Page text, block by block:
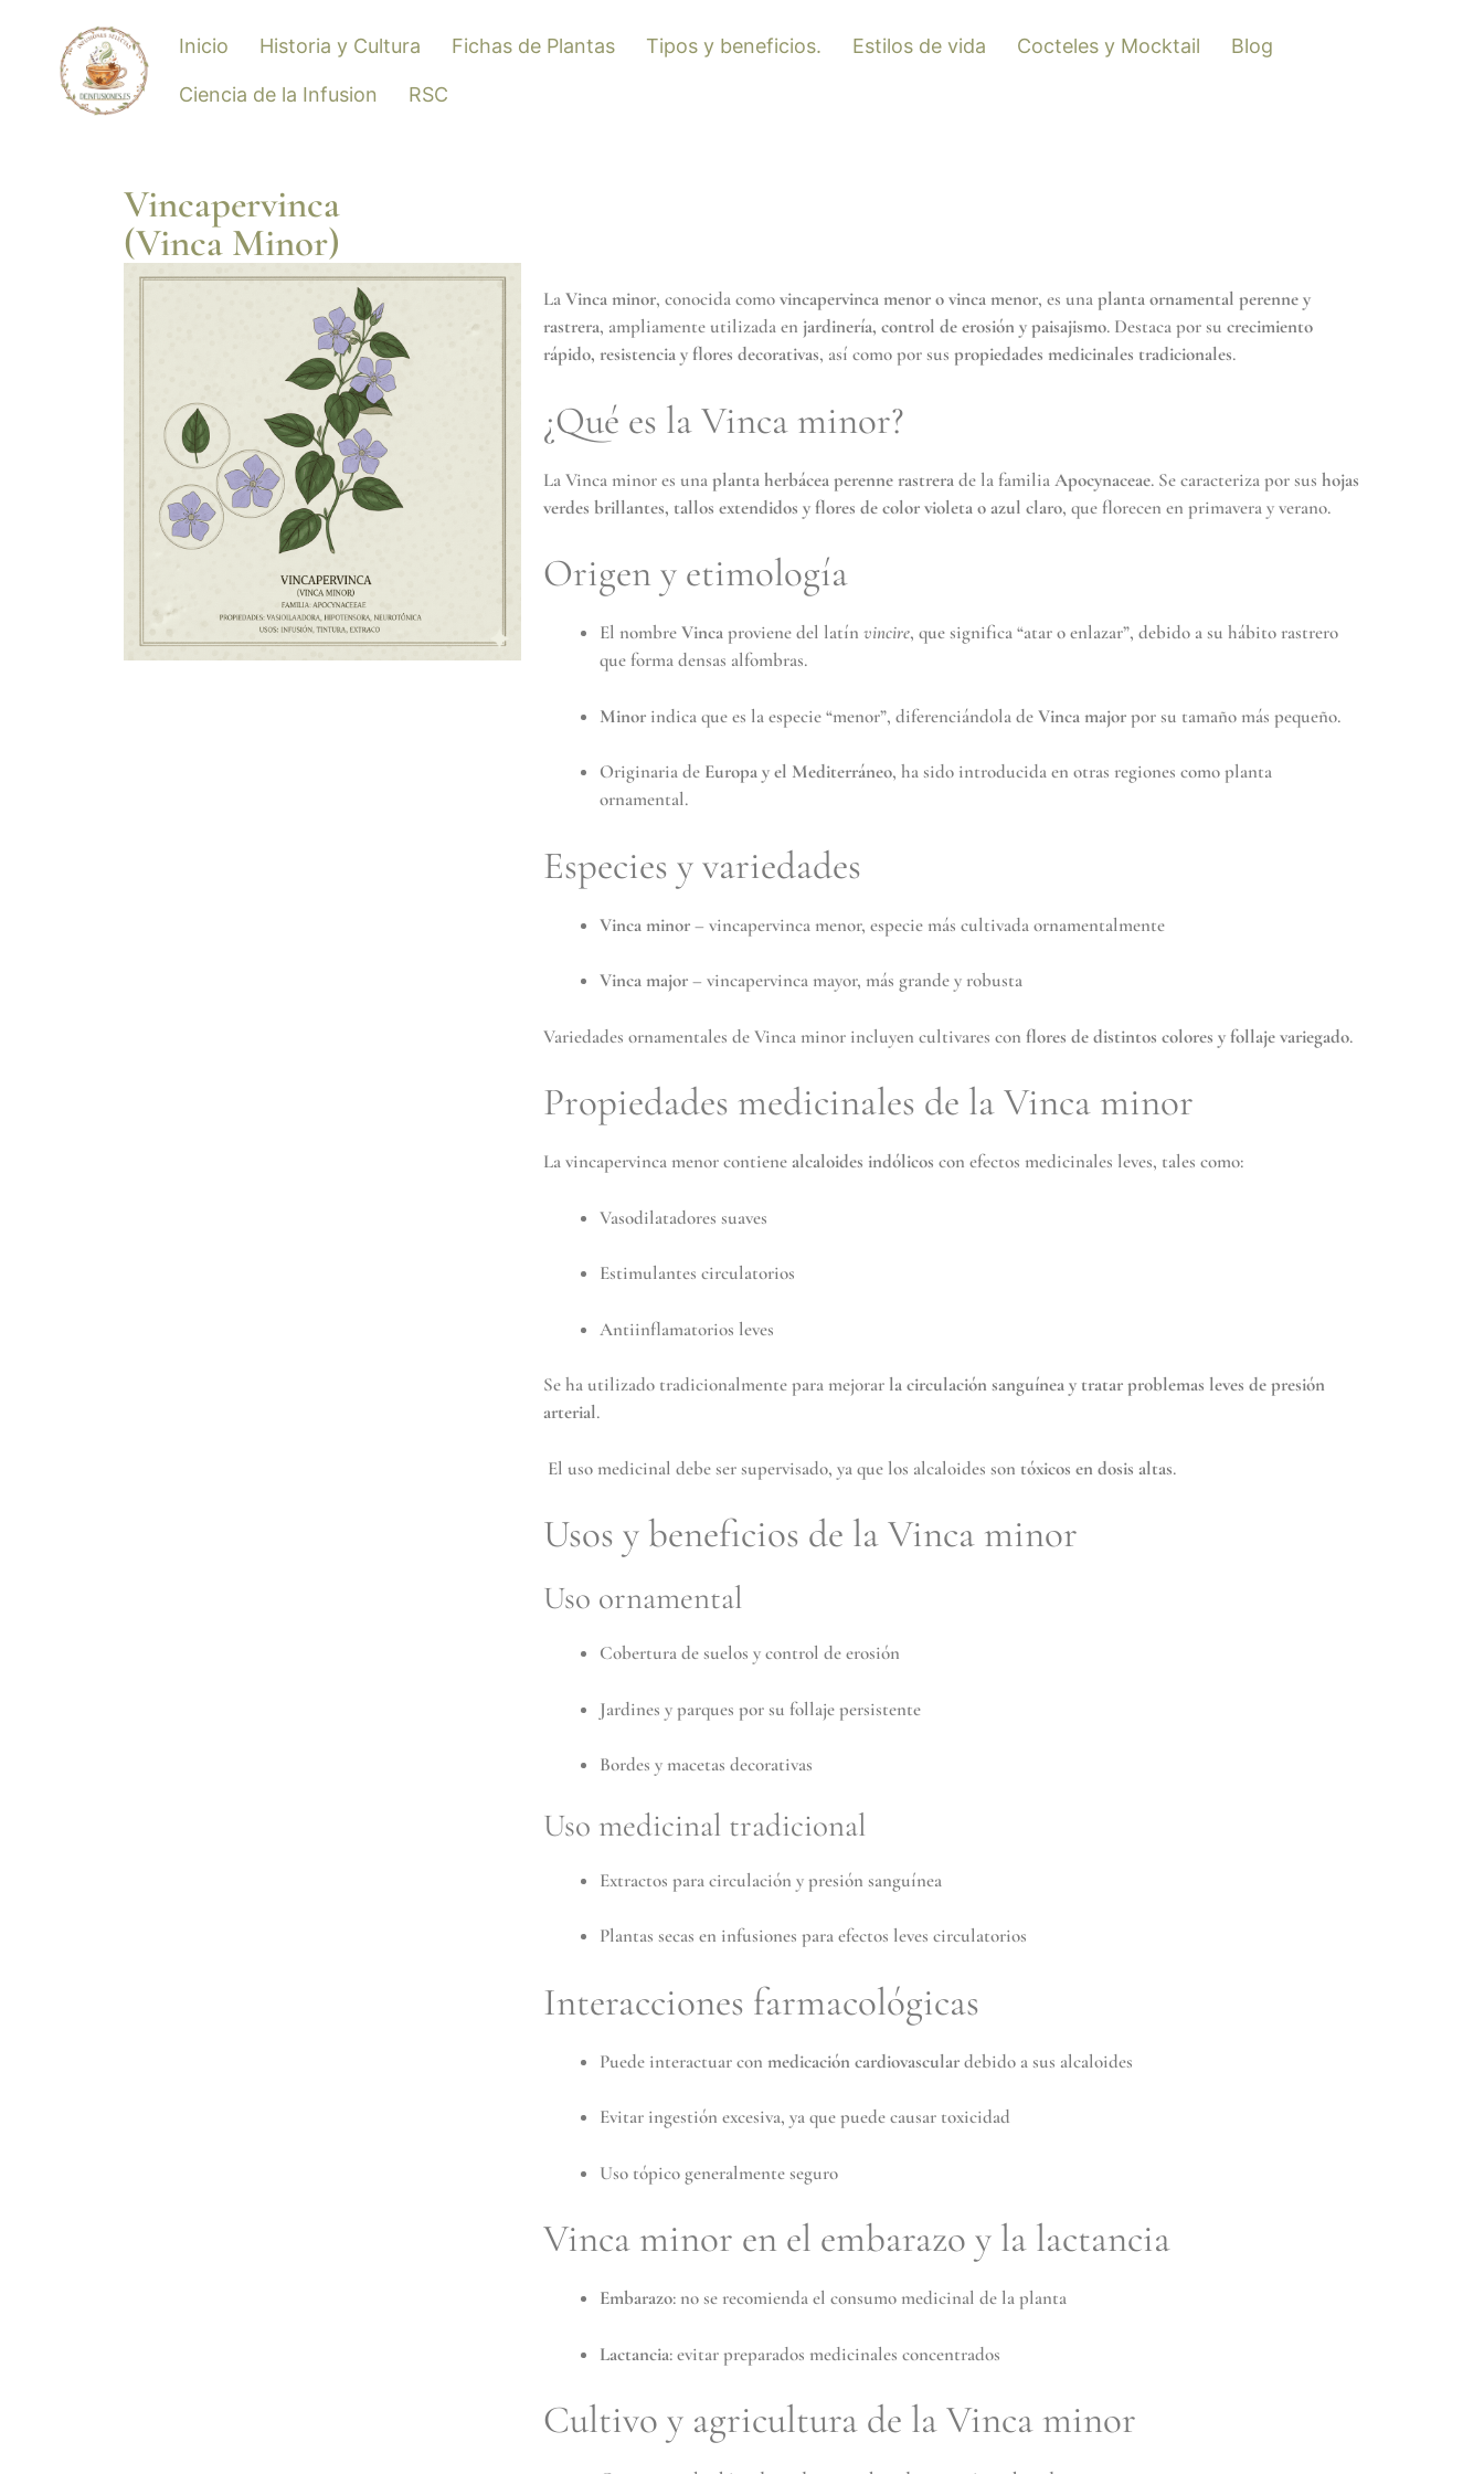
Inicio Historia y Cultura Fichas de Plantas Tipos y beneficios. Estilos de vida Cocteles y Mocktail Blog
Ciencia de la Infusion RSC
Vincapervinca
(Vinca Minor)
LaVinca minor, conocida comovincapervinca menor o vinca menor, es unaplanta ornamental perenne y
rastrera, ampliamente utilizada en jardinería, control de erosión y paisajismo. Destaca por su crecimiento
rápido, resistencia y flores decorativas, así como por sus propiedades medicinales tradicionales.
¿Qué es la Vinca minor?
La Vinca minor es unaplanta herbácea perenne rastrerade la familiaApocynaceae. Se caracteriza por sus hojas
verdes brillantes, tallos extendidos y flores de color violeta o azul claro, que florecen en primavera y verano.
Origen y etimología
El nombreVincaproviene del latín vincire, que significa “atar o enlazar”, debido a su hábito rastrero
que forma densas alfombras.
Minorindica que es la especie “menor”, diferenciándola deVinca majorpor su tamaño más pequeño.
Originaria de Europa y el Mediterráneo, ha sido introducida en otras regiones como planta
ornamental.
Especies y variedades
Vinca minor– vincapervinca menor, especie más cultivada ornamentalmente
Vinca major– vincapervinca mayor, más grande y robusta
Variedades ornamentales de Vinca minor incluyen cultivares con flores de distintos colores y follaje variegado.
Propiedades medicinales de la Vinca minor
La vincapervinca menor contienealcaloides indólicos con efectos medicinales leves, tales como:
Vasodilatadores suaves
Estimulantes circulatorios
Antiinflamatorios leves
Se ha utilizado tradicionalmente para mejorarla circulación sanguínea y tratar problemas leves de presión
arterial.
El uso medicinal debe ser supervisado, ya que los alcaloides son tóxicos en dosis altas.
Usos y beneficios de la Vinca minor
Uso ornamental
Cobertura de suelos y control de erosión
Jardines y parques por su follaje persistente
Bordes y macetas decorativas
Uso medicinal tradicional
Extractos para circulación y presión sanguínea
Plantas secas en infusiones para efectos leves circulatorios
Interacciones farmacológicas
Puede interactuar con medicación cardiovasculardebido a sus alcaloides
Evitar ingestión excesiva, ya que puede causar toxicidad
Uso tópico generalmente seguro
Vinca minor en el embarazo y la lactancia
Embarazo: no se recomienda el consumo medicinal de la planta
Lactancia: evitar preparados medicinales concentrados
Cultivo y agricultura de la Vinca minor